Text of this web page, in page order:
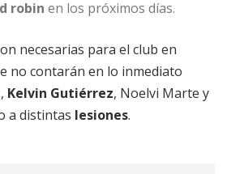
robin en los próximos días.
necesarias para el club en
no contarán en lo inmediato
, Kelvin Gutiérrez, Noelvi Marte y
a distintas lesiones.